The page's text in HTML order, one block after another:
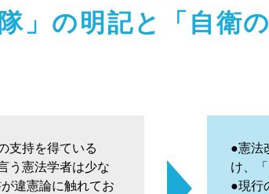
」の明記と「自衛
支持を得ている
う憲法学者は少な
違憲論に触れてお
●憲法
け、
●現行